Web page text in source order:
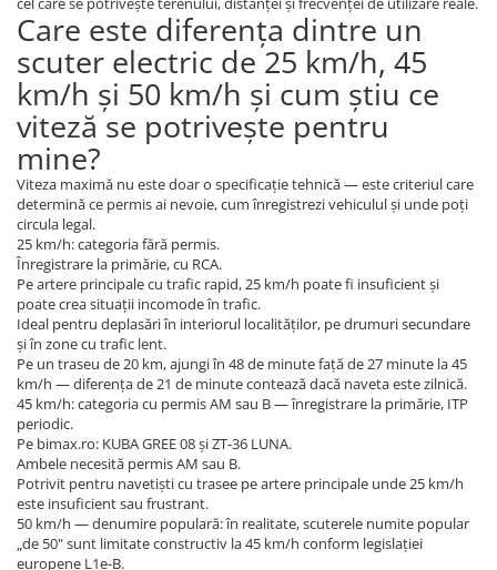
Care este diferența dintre un
scuter electric de 25 km/h, 45
km/h și 50 km/h și cum știu ce
viteză se potrivește pentru
mine?
Viteza maximă nu este doar o specificație tehnică — este criteriul care
determină ce permis ai nevoie, cum înregistrezi vehiculul și unde poți
circula legal.
25 km/h: categoria fără permis.
Înregistrare la primărie, cu RCA.
Pe artere principale cu trafic rapid, 25 km/h poate fi insuficient și
poate crea situații incomode în trafic.
Ideal pentru deplasări în interiorul localităților, pe drumuri secundare
și în zone cu trafic lent.
Pe un traseu de 20 km, ajungi în 48 de minute față de 27 minute la 45
km/h — diferența de 21 de minute contează dacă naveta este zilnică.
45 km/h: categoria cu permis AM sau B — înregistrare la primărie, ITP
periodic.
Pe bimax.ro: KUBA GREE 08 și ZT-36 LUNA.
Ambele necesită permis AM sau B.
Potrivit pentru navetiști cu trasee pe artere principale unde 25 km/h
este insuficient sau frustrant.
50 km/h — denumire populară: în realitate, scuterele numite popular
„de 50" sunt limitate constructiv la 45 km/h conform legislației
europene L1e-B.